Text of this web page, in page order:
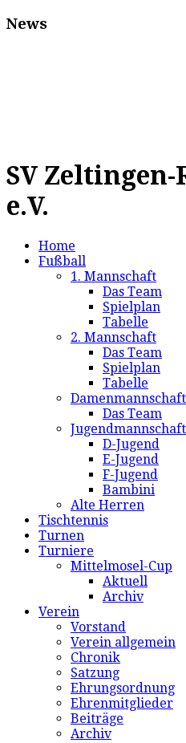
News
SV Zeltingen-
e.V.
Home
Fußball
1. Mannschaft
Das Team
Spielplan
Tabelle
2. Mannschaft
Das Team
Spielplan
Tabelle
Damenmannschaft
Das Team
D-Jugend
E-Jugend
F-Jugend
Bambini
Alte Herren
Tischtennis
Turnen
Turniere
Mittelmosel-Cup
Aktuell
Archiv
Verein
Vorstand
Verein allgemein
Chronik
Satzung
Ehrungsordnung
Ehrenmitglieder
Beiträge
Archiv